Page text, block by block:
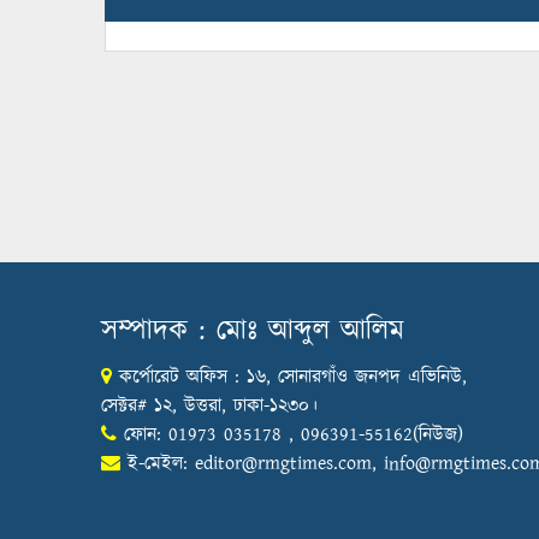
সম্পাদক : মোঃ আব্দুল আলিম
কর্পোরেট অফিস : ১৬, সোনারগাঁও জনপদ এভিনিউ,
সেক্টর# ১২, উত্তরা, ঢাকা-১২৩০।
ফোন: 01973 035178 , 096391-55162(নিউজ)
ই-মেইল: editor@rmgtimes.com,